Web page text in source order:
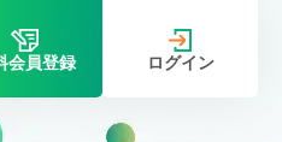
会員登録 ログイン